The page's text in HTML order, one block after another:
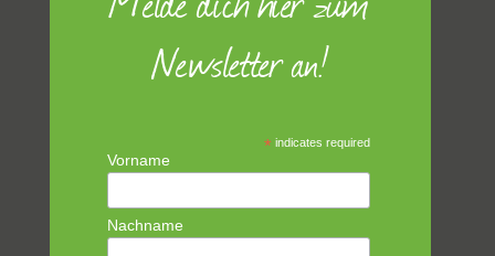
Newsletter an!
* indicates required
Vorname
Nachname